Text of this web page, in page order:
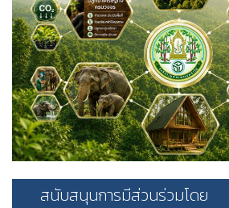
สนับสนุนการมีส่วนร่วมโดย